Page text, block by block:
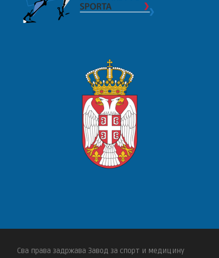
Сва права задржава Завод за спорт и медицину